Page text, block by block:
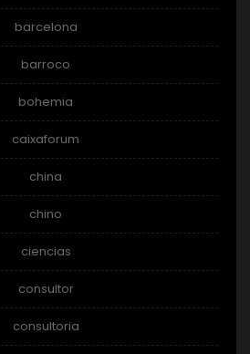
barcelona
barroco
bohemia
caixaforum
china
chino
ciencias
consultor
consultoria